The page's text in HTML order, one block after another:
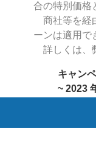
合の特別価格
商社等を経
ーンは適用で
詳しくは、
キャン
~ 2023
（